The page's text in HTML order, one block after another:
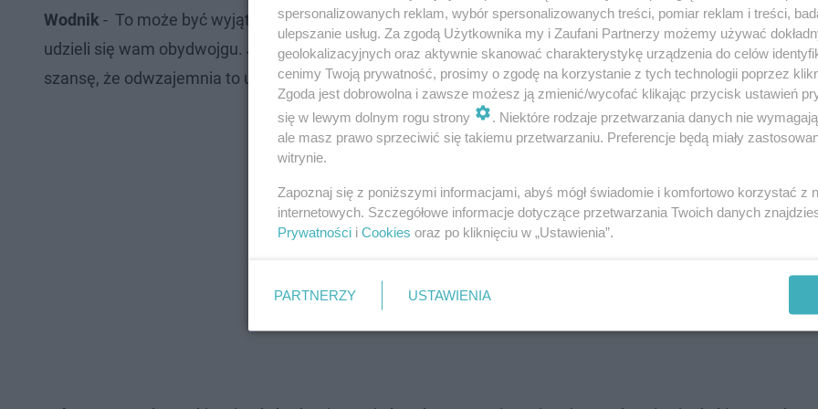
Wodnik - To może być wyjątkowy dzień. Zabierz swoją drugą połowę na kolację przy świecach.
udzieli się wam obydwojgu. Jesteś samotny? Prześlij walentynkę osobie, która od dawna ci się podoba. Są
szansę, że odwzajemnia to uczucie!
spersonalizowanych reklam, wybór spersonalizowanych treści, pomiar reklam i treści,
ulepszanie usług. Za zgodą Użytkownika my i Zaufani Partnerzy możemy używać
geolokalizacyjnych oraz aktywnie skanować charakterystykę urządzenia do celów
cenimy Twoją prywatność, prosimy o zgodę na korzystanie z tych technologii poprzez
Zgoda jest dobrowolna i zawsze możesz ją zmienić/wycofać klikając przycisk ustawień
się w lewym dolnym rogu strony
. Niektóre rodzaje przetwarzania danych nie
ale masz prawo sprzeciwić się takiemu przetwarzaniu. Preferencje będą miały
witrynie.
Zapoznaj się z poniższymi informacjami, abyś mógł świadomie i komfortowo korzystać z
internetowych. Szczegółowe informacje dotyczące przetwarzania Twoich danych
Prywatności i Cookies oraz po kliknięciu w „Ustawienia”.
PARTNERZY USTAWIENIA